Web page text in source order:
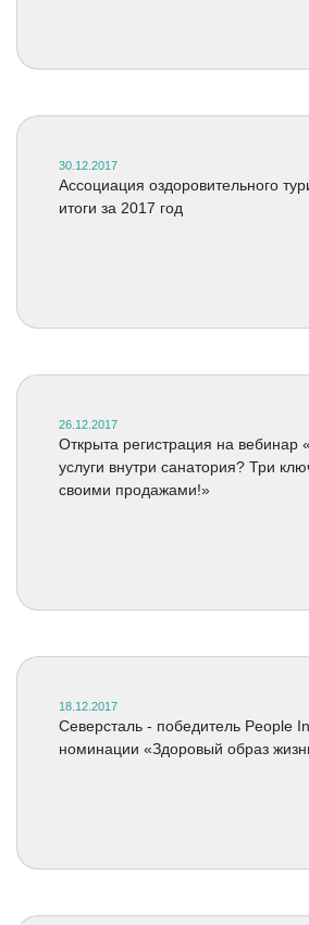
30.12.2017
Ассоциация оздоровительного
итоги за 2017 год
26.12.2017
Открыта регистрация на вебинар
услуги внутри санатория? Три
своими продажами!»
18.12.2017
Северсталь - победитель People
номинации «Здоровый образ